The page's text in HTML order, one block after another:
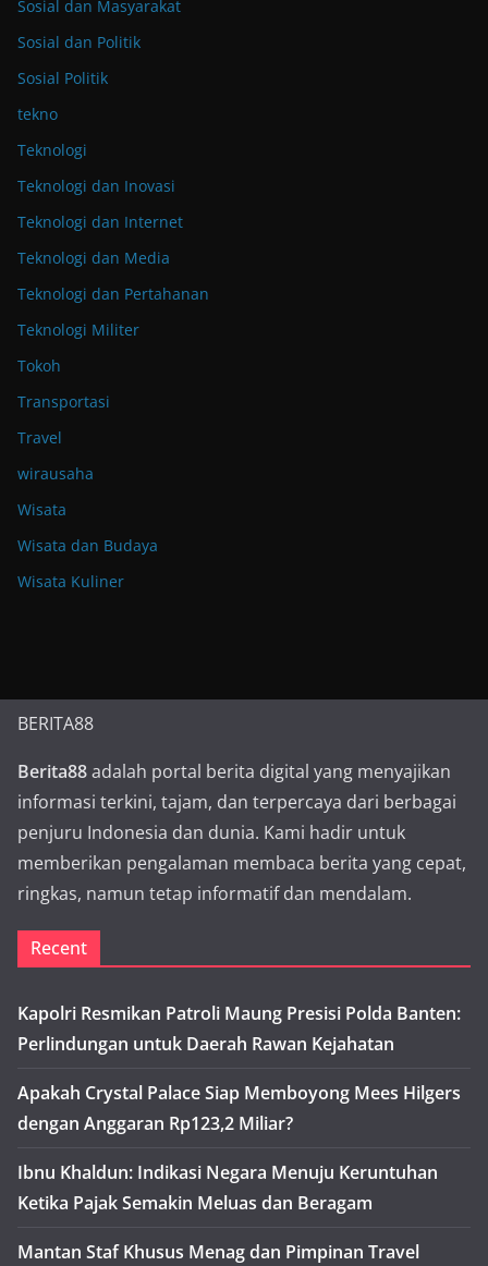
Sosial dan Masyarakat
Sosial dan Politik
Sosial Politik
tekno
Teknologi
Teknologi dan Inovasi
Teknologi dan Internet
Teknologi dan Media
Teknologi dan Pertahanan
Teknologi Militer
Tokoh
Transportasi
Travel
wirausaha
Wisata
Wisata dan Budaya
Wisata Kuliner
BERITA88
Berita88adalah portal berita digital yang menyajikan
informasi terkini, tajam, dan terpercaya dari berbagai
penjuru Indonesia dan dunia. Kami hadir untuk
memberikan pengalaman membaca berita yang cepat,
ringkas, namun tetap informatif dan mendalam.
Recent
Kapolri Resmikan Patroli Maung Presisi Polda Banten:
Perlindungan untuk Daerah Rawan Kejahatan
Apakah Crystal Palace Siap Memboyong Mees Hilgers
dengan Anggaran Rp123,2 Miliar?
Ibnu Khaldun: Indikasi Negara Menuju Keruntuhan
Ketika Pajak Semakin Meluas dan Beragam
Mantan Staf Khusus Menag dan Pimpinan Travel